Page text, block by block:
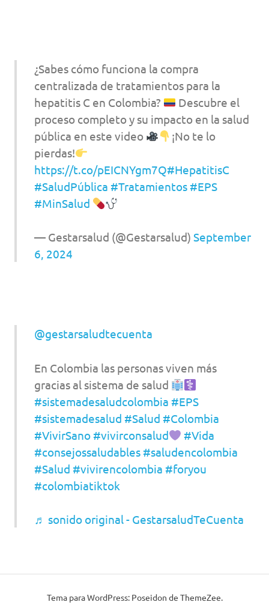
¿Sabes cómo funciona la compra
centralizada de tratamientos para la
hepatitis C en Colombia?
Descubre el
proceso completo y su impacto en la salud
pública en este video
¡No te lo
pierdas!
https://t.co/pEICNYgm7Q#HepatitisC
#SaludPública #Tratamientos #EPS
#MinSalud
— Gestarsalud (@Gestarsalud) September
6, 2024
@gestarsaludtecuenta
En Colombia las personas viven más
gracias al sistema de salud
#sistemadesaludcolombia #EPS
#sistemadesalud #Salud #Colombia
#VivirSano #vivirconsalud
#Vida
#consejossaludables #saludencolombia
#Salud #vivirencolombia #foryou
#colombiatiktok
♬ sonido original - GestarsaludTeCuenta
Tema para WordPress: Poseidon de ThemeZee.